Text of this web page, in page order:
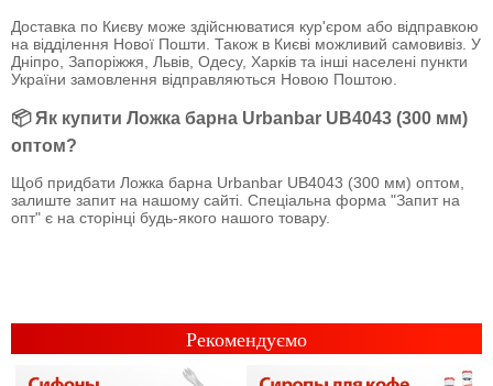
Доставка по Києву може здійснюватися кур'єром або відправкою
на відділення Нової Пошти. Також в Києві можливий самовивіз. У
Дніпро, Запоріжжя, Львів, Одесу, Харків та інші населені пункти
України замовлення відправляються Новою Поштою.
📦 Як купити Ложка барна Urbanbar UB4043 (300 мм)
оптом?
Щоб придбати Ложка барна Urbanbar UB4043 (300 мм) оптом,
залиште запит на нашому сайті. Спеціальна форма "Запит на
опт" є на сторінці будь-якого нашого товару.
Рекомендуємо